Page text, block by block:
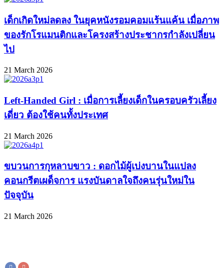
เด็กเกิดใหม่ลดลง ในยุคหนังรอมคอมแร้นแค้น เมื่อภาพ
ของรักโรแมนติกและโครงสร้างประชากรกำลังเปลี่ยน
ไป
21 March 2026
Left-Handed Girl : เมื่อการเลี้ยงเด็กในครอบครัวเลี้ยง
เดี่ยว ต้องใช้คนทั้งประเทศ
21 March 2026
ขบวนการกุหลาบขาว : ดอกไม้ผู้เบ่งบานในแปลง
คอนกรีตเผด็จการ แรงบันดาลใจถึงคนรุ่นใหม่ใน
ปัจจุบัน
21 March 2026